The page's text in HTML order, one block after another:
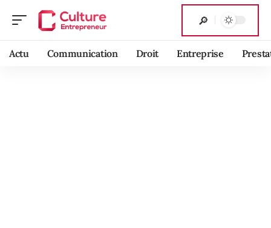
Actu Communication Droit Entreprise